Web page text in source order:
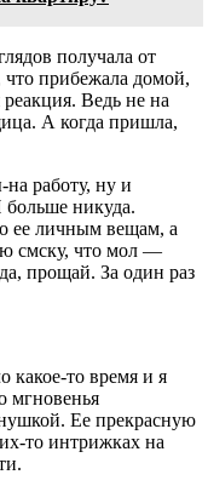
получала от
прибежала домой,
реакция. Ведь не на
А когда пришла,
работу, ну и
никуда.
ее личным вещам, а
смску, что мол —
прощай. За один раз
то время и я
мгновенья
Ее прекрасную
то интрижках на